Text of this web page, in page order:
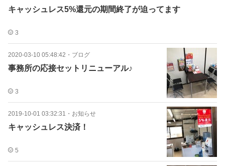
キャッシュレス5%還元の期間終了が迫ってます
3
2020-03-10 05:48:42 ・ ブログ
事務所の応接セットリニューアル♪
3
2019-10-01 03:32:31 ・ お知らせ
キャッシュレス決済！
5